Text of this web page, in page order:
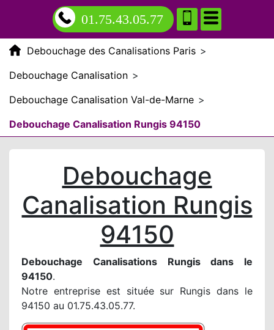
01.75.43.05.77
Debouchage des Canalisations Paris >
Debouchage Canalisation >
Debouchage Canalisation Val-de-Marne >
Debouchage Canalisation Rungis 94150
Debouchage
Canalisation Rungis
94150
Debouchage Canalisations Rungis dans le
94150.
Notre entreprise est située sur Rungis dans le
94150 au 01.75.43.05.77.